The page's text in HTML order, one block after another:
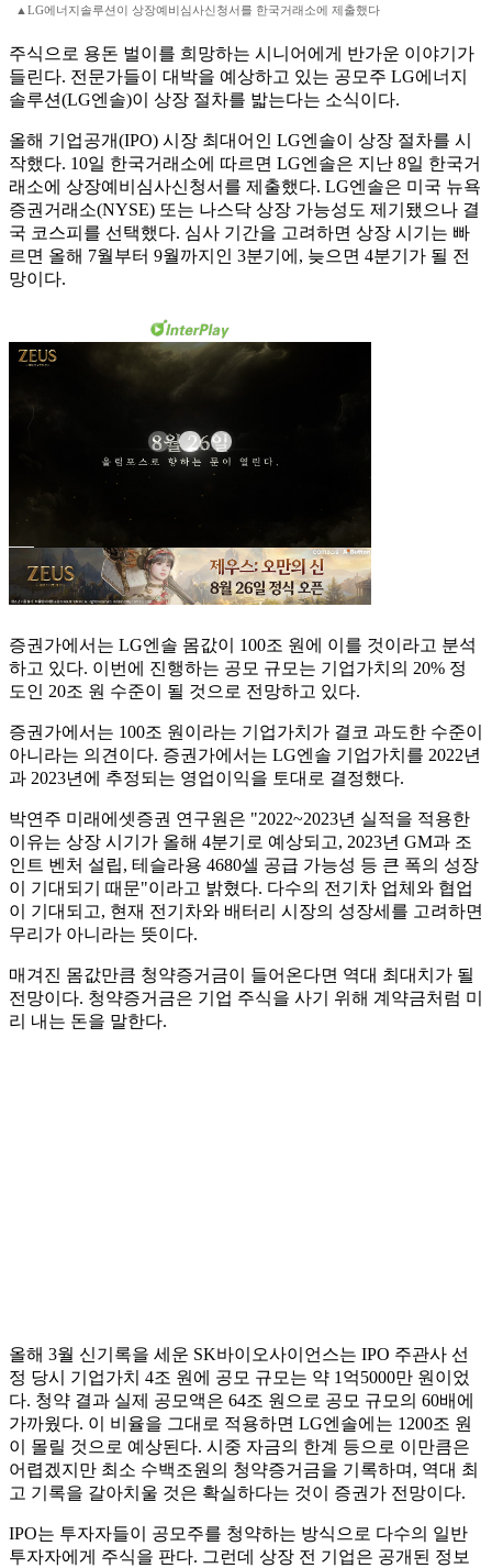
▲LG에너지솔루션이 상장예비심사신청서를 한국거래소에 제출했다
주식으로 용돈 벌이를 희망하는 시니어에게 반가운 이야기가
들린다. 전문가들이 대박을 예상하고 있는 공모주 LG에너지
솔루션(LG엔솔)이 상장 절차를 밟는다는 소식이다.
올해 기업공개(IPO) 시장 최대어인 LG엔솔이 상장 절차를 시
작했다. 10일 한국거래소에 따르면 LG엔솔은 지난 8일 한국거
래소에 상장예비심사신청서를 제출했다. LG엔솔은 미국 뉴욕
증권거래소(NYSE) 또는 나스닥 상장 가능성도 제기됐으나 결
국 코스피를 선택했다. 심사 기간을 고려하면 상장 시기는 빠
르면 올해 7월부터 9월까지인 3분기에, 늦으면 4분기가 될 전
망이다.
증권가에서는 LG엔솔 몸값이 100조 원에 이를 것이라고 분석
하고 있다. 이번에 진행하는 공모 규모는 기업가치의 20% 정
도인 20조 원 수준이 될 것으로 전망하고 있다.
증권가에서는 100조 원이라는 기업가치가 결코 과도한 수준이
아니라는 의견이다. 증권가에서는 LG엔솔 기업가치를 2022년
과 2023년에 추정되는 영업이익을 토대로 결정했다.
박연주 미래에셋증권 연구원은 "2022~2023년 실적을 적용한
이유는 상장 시기가 올해 4분기로 예상되고, 2023년 GM과 조
인트 벤처 설립, 테슬라용 4680셀 공급 가능성 등 큰 폭의 성장
이 기대되기 때문"이라고 밝혔다. 다수의 전기차 업체와 협업
이 기대되고, 현재 전기차와 배터리 시장의 성장세를 고려하면
무리가 아니라는 뜻이다.
매겨진 몸값만큼 청약증거금이 들어온다면 역대 최대치가 될
전망이다. 청약증거금은 기업 주식을 사기 위해 계약금처럼 미
리 내는 돈을 말한다.
올해 3월 신기록을 세운 SK바이오사이언스는 IPO 주관사 선
정 당시 기업가치 4조 원에 공모 규모는 약 1억5000만 원이었
다. 청약 결과 실제 공모액은 64조 원으로 공모 규모의 60배에
가까웠다. 이 비율을 그대로 적용하면 LG엔솔에는 1200조 원
이 몰릴 것으로 예상된다. 시중 자금의 한계 등으로 이만큼은
어렵겠지만 최소 수백조원의 청약증거금을 기록하며, 역대 최
고 기록을 갈아치울 것은 확실하다는 것이 증권가 전망이다.
IPO는 투자자들이 공모주를 청약하는 방식으로 다수의 일반
투자자에게 주식을 판다. 그런데 상장 전 기업은 공개된 정보